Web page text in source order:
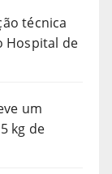
técnica
Hospital de
um
kg de